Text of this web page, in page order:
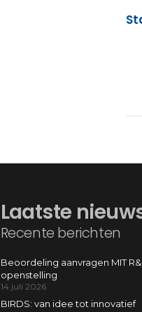
Laatste
Recente berichten
Beoordeling aanvragen MIT
openstelling
14 juli 2026
BIRDS: van idee tot innovatief